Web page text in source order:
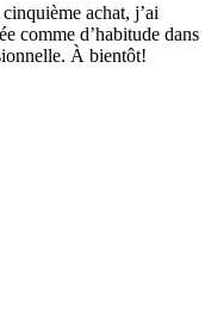
achat, j’ai
comme d’habitude dans
À bientôt!